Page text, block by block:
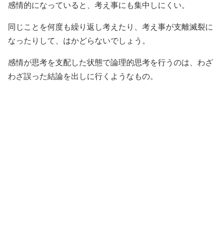
感情的になっていると、考え事にも集中しにくい。
同じことを何度も繰り返し考えたり、考え事が支離滅裂に
なったりして、はかどらないでしょう。
感情が思考を支配した状態で論理的思考を行うのは、わざ
わざ誤った結論を出しに行くようなもの。